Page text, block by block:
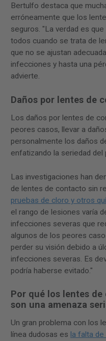
Bertulfo destaca que
erróneamente que los
seguros. "La verdad es
todos cuando se trata de
que no se ajustan
infecciones y hasta una
advierte.
Daños por lentes de
Los daños por lentes de
peores casos, llevar a
personalmente los daños
enfatizando la seriedad del
Las investigaciones han
de lentes de contacto sin
pruebas de cloro y otros
el rango de lesiones varía
infecciones severas que
algunos de los peores
perder su visión debido a
infecciones severas. Es
podría haberse evitado."
Por qué los lentes
son una amenaza
Un gran problema con los
línea dudosas es la falta